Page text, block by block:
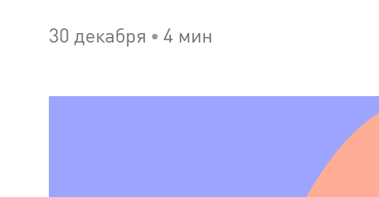
30 декабря 4 мин